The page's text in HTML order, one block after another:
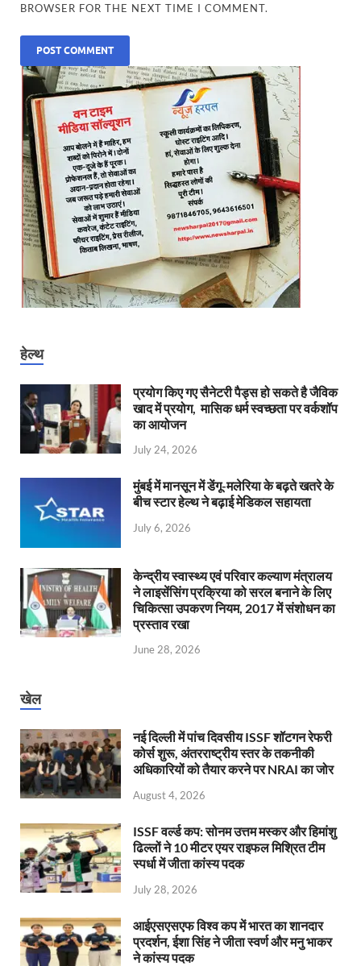
BROWSER FOR THE NEXT TIME I COMMENT.
हेल्थ
प्रयोग किए गए सैनेटरी पैड्स हो सकते है जैविक
खाद में प्रयोग, मासिक धर्म स्वच्छता पर वर्कशॉप
का आयोजन
July 24, 2026
मुंबई में मानसून में डेंगू-मलेरिया के बढ़ते खतरे के
बीच स्टार हेल्थ ने बढ़ाई मेडिकल सहायता
July 6, 2026
केन्‍द्रीय स्वास्थ्य एवं परिवार कल्याण मंत्रालय
ने लाइसेंसिंग प्रक्रिया को सरल बनाने के लिए
चिकित्सा उपकरण नियम, 2017 में संशोधन का
प्रस्ताव रखा
June 28, 2026
खेल
नई दिल्ली में पांच दिवसीय ISSF शॉटगन रेफरी
कोर्स शुरू, अंतरराष्ट्रीय स्तर के तकनीकी
अधिकारियों को तैयार करने पर NRAI का जोर
August 4, 2026
ISSF वर्ल्ड कप: सोनम उत्तम मस्कर और हिमांशु
ढिल्लों ने 10 मीटर एयर राइफल मिश्रित टीम
स्पर्धा में जीता कांस्य पदक
July 28, 2026
आईएसएसएफ विश्व कप में भारत का शानदार
प्रदर्शन, ईशा सिंह ने जीता स्वर्ण और मनु भाकर
ने कांस्य पदक